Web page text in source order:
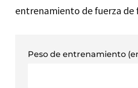
entrenamiento de fuerza de
Peso de entrenamiento